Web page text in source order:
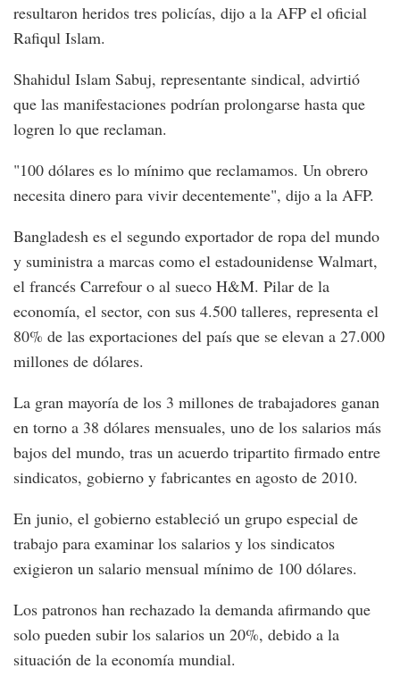
resultaron heridos tres policías, dijo a la AFP el oficial
Rafiqul Islam.
Shahidul Islam Sabuj, representante sindical, advirtió
que las manifestaciones podrían prolongarse hasta que
logren lo que reclaman.
"100 dólares es lo mínimo que reclamamos. Un obrero
necesita dinero para vivir decentemente", dijo a la AFP.
Bangladesh es el segundo exportador de ropa del mundo
y suministra a marcas como el estadounidense Walmart,
el francés Carrefour o al sueco H&M. Pilar de la
economía, el sector, con sus 4.500 talleres, representa el
80% de las exportaciones del país que se elevan a 27.000
millones de dólares.
La gran mayoría de los 3 millones de trabajadores ganan
en torno a 38 dólares mensuales, uno de los salarios más
bajos del mundo, tras un acuerdo tripartito firmado entre
sindicatos, gobierno y fabricantes en agosto de 2010.
En junio, el gobierno estableció un grupo especial de
trabajo para examinar los salarios y los sindicatos
exigieron un salario mensual mínimo de 100 dólares.
Los patronos han rechazado la demanda afirmando que
solo pueden subir los salarios un 20%, debido a la
situación de la economía mundial.